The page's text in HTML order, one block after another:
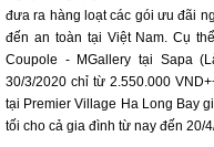
đưa ra hàng loạt các gói ưu đãi
đến an toàn tại Việt Nam. Cụ
Coupole - MGallery tại Sapa
30/3/2020 chỉ từ 2.550.000
tại Premier Village Ha Long Bay
tối cho cả gia đình từ nay đến 20/